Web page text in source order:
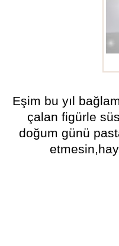
Eşim bu yıl
çalan figürle
doğum günü